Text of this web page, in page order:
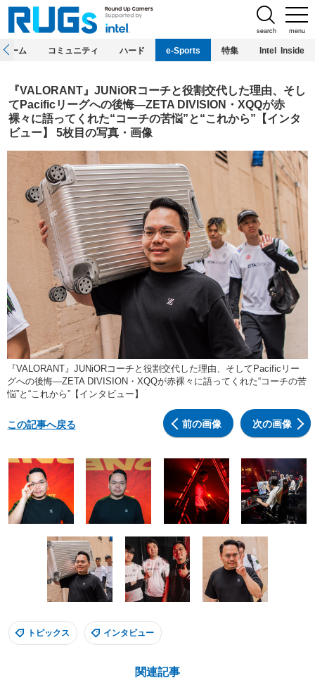
menu
search
ホーム コミュニティ ハード e-Sports 特集 Intel Inside
『VALORANT』JUNiORコーチと役割交代した理由、そし
てPacificリーグへの後悔―ZETA DIVISION・XQQが赤
裸々に語ってくれた“コーチの苦悩”と“これから”【インタ
ビュー】 5枚目の写真・画像
『VALORANT』JUNiORコーチと役割交代した理由、そしてPacificリー
グへの後悔―ZETA DIVISION・XQQが赤裸々に語ってくれた“コーチの苦
悩”と“これから”【インタビュー】
前の画像 次の画像
この記事へ戻る
トピックス インタビュー
関連記事